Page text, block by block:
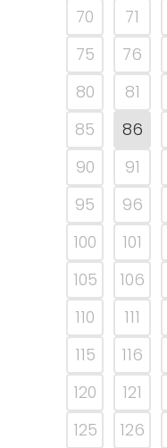
70
71
75
76
80
81
85
86
90
91
95
96
100
101
105
106
110
111
115
116
120
121
125
126